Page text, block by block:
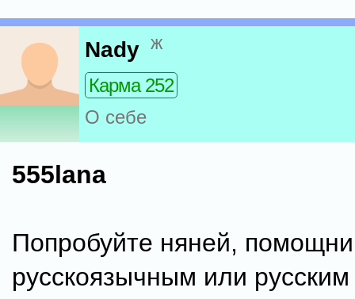
Nady ж
Карма 252
О себе
555lana
Попробуйте няней,
русскоязычным или